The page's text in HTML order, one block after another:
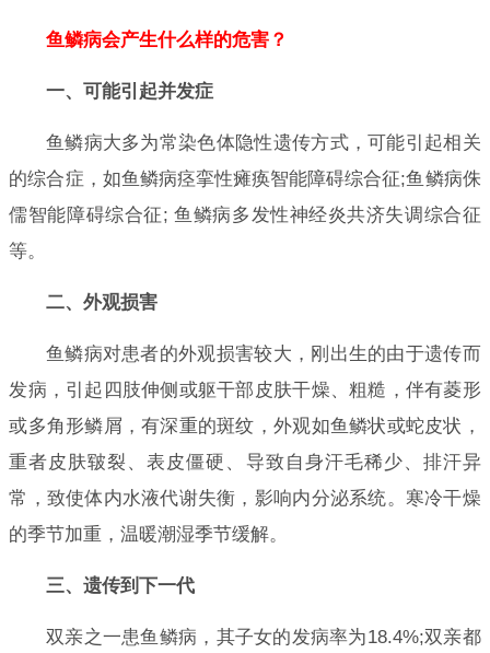
鱼鳞病会产生什么样的危害？
一、可能引起并发症
鱼鳞病大多为常染色体隐性遗传方式，可能引起相关
的综合症，如鱼鳞病痉挛性瘫痪智能障碍综合征;鱼鳞病侏
儒智能障碍综合征; 鱼鳞病多发性神经炎共济失调综合征
等。
二、外观损害
鱼鳞病对患者的外观损害较大，刚出生的由于遗传而
发病，引起四肢伸侧或躯干部皮肤干燥、粗糙，伴有菱形
或多角形鳞屑，有深重的斑纹，外观如鱼鳞状或蛇皮状，
重者皮肤皲裂、表皮僵硬、导致自身汗毛稀少、排汗异
常，致使体内水液代谢失衡，影响内分泌系统。寒冷干燥
的季节加重，温暖潮湿季节缓解。
三、遗传到下一代
双亲之一患鱼鳞病，其子女的发病率为18.4%;双亲都